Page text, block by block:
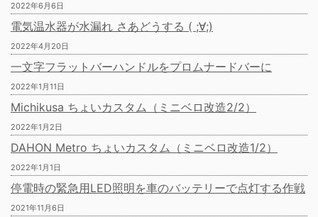
2022年6月6日
電気温水器が水漏れ さあどうする ( ;∀;)
2022年4月20日
一文字フラットバーハンドルをプロムナードバーに
2022年1月11日
Michikusa ちょいカスタム（ミニベロ改造2/2）
2022年1月2日
DAHON Metro ちょいカスタム（ミニベロ改造1/2）
2022年1月1日
停電時の緊急用LED照明を車のバッテリーで点灯する作戦
2021年11月6日